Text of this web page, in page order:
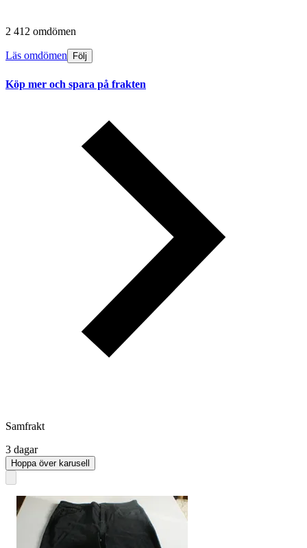
2 412 omdömen
Läs omdömen Följ
Köp mer och spara på frakten
Samfrakt
3 dagar
Hoppa över karusell